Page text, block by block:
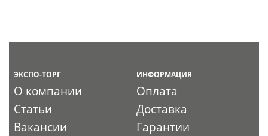
ЭКСПО-ТОРГ
О компании
Статьи
Вакансии
ИНФОРМАЦИЯ
Оплата
Доставка
Гарантии